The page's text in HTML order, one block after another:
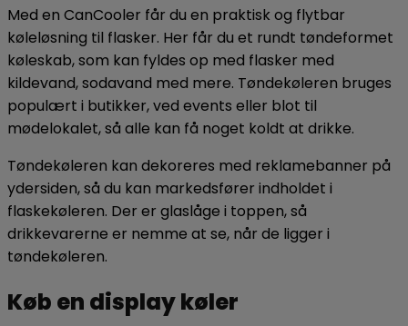
Med en CanCooler får du en praktisk og flytbar
køleløsning til flasker. Her får du et rundt tøndeformet
køleskab, som kan fyldes op med flasker med
kildevand, sodavand med mere. Tøndekøleren bruges
populært i butikker, ved events eller blot til
mødelokalet, så alle kan få noget koldt at drikke.
Tøndekøleren kan dekoreres med reklamebanner på
ydersiden, så du kan markedsfører indholdet i
flaskekøleren. Der er glaslåge i toppen, så
drikkevarerne er nemme at se, når de ligger i
tøndekøleren.
Køb en display køler